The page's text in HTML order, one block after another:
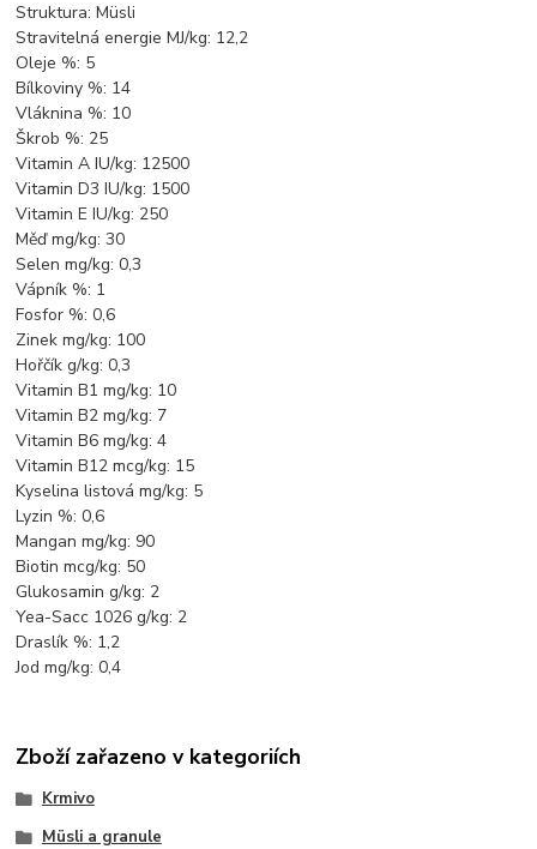
Struktura: Müsli
Stravitelná energie MJ/kg: 12,2
Oleje %: 5
Bílkoviny %: 14
Vláknina %: 10
Škrob %: 25
Vitamin A IU/kg: 12500
Vitamin D3 IU/kg: 1500
Vitamin E IU/kg: 250
Měď mg/kg: 30
Selen mg/kg: 0,3
Vápník %: 1
Fosfor %: 0,6
Zinek mg/kg: 100
Hořčík g/kg: 0,3
Vitamin B1 mg/kg: 10
Vitamin B2 mg/kg: 7
Vitamin B6 mg/kg: 4
Vitamin B12 mcg/kg: 15
Kyselina listová mg/kg: 5
Lyzin %: 0,6
Mangan mg/kg: 90
Biotin mcg/kg: 50
Glukosamin g/kg: 2
Yea-Sacc 1026 g/kg: 2
Draslík %: 1,2
Jod mg/kg: 0,4
Zboží zařazeno v kategoriích
Krmivo
Müsli a granule